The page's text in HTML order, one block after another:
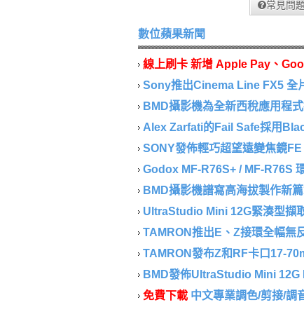
常見問
數位蘋果新聞
線上刷卡 新增 Apple Pay、
Sony推出Cinema Line FX5 全
BMD攝影機為全新西稅應用程
Alex Zarfati的Fail Safe採用
SONY發佈輕巧超望遠變焦鏡
Godox MF-R76S+ / MF-R76S
BMD攝影機譜寫高海拔製作新
UltraStudio Mini 12G緊湊型擷
TAMRON推出E、Z接環全幅無
TAMRON發布Z和RF卡口17-
BMD發佈UltraStudio Mini 12G
免費下載 中文專業調色/剪接/調